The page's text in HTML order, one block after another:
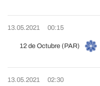
13.05.2021 00:15
12 de Octubre (PAR)
13.05.2021 02:30